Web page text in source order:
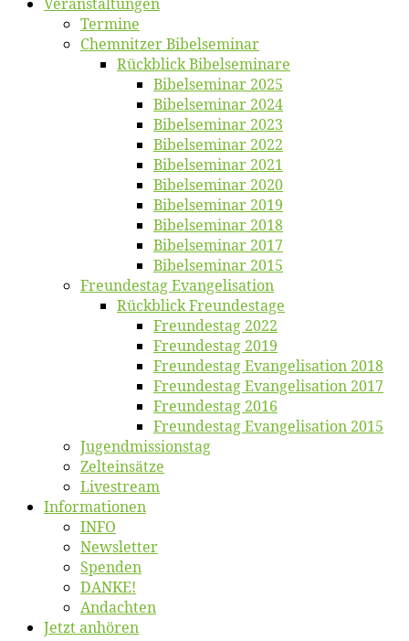
Ter­mi­ne
Chemnit­zer Bibelseminar
Rück­blick Bibelseminare
Bi­bel­se­mi­nar 2025
Bi­bel­se­mi­nar 2024
Bi­bel­se­mi­nar 2023
Bi­bel­se­mi­nar 2022
Bi­bel­se­mi­nar 2021
Bi­bel­se­mi­nar 2020
Bi­bel­se­mi­nar 2019
Bi­bel­se­mi­nar 2018
Bibelsemi­nar 2017
Bibelsemi­nar 2015
Freun­des­tag Evangelisation
Rück­blick Freundestage
Freun­des­tag 2022
Freun­des­tag 2019
Freun­des­tag Evan­ge­li­sa­ti­on 2018
Freun­des­tag Evan­ge­li­sa­ti­on 2017
Freun­des­tag 2016
Freun­des­tag Evan­ge­li­sa­ti­on 2015
Jugend­mis­sions­tag
Zelt­ein­sät­ze
Live­stream
Informatio­nen
INFO
News­let­ter
Spen­den
DANKE!
An­dach­ten
Jetzt an­hö­ren